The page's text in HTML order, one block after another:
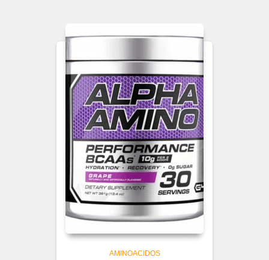
AMINOACIDOS